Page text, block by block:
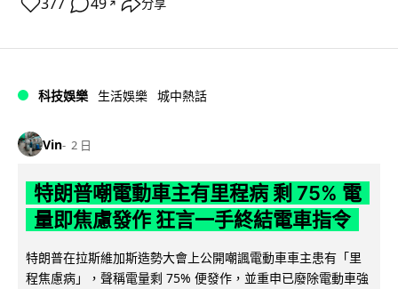
377 49 ↗ 分享
科技娛樂 生活娛樂 城中熱話
Vin 2 日
特朗普嘲電動車主有里程病 剩 75% 電
量即焦慮發作 狂言一手終結電車指令
特朗普在拉斯維加斯造勢大會上公開嘲諷電動車車主患有「里
程焦慮病」，聲稱電量剩 75% 便發作，並重申已廢除電動車強